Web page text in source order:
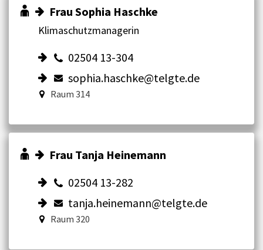
Frau Sophia Haschke
Klimaschutzmanagerin
02504 13-304
sophia.haschke@telgte.de
Raum 314
Frau Tanja Heinemann
02504 13-282
tanja.heinemann@telgte.de
Raum 320